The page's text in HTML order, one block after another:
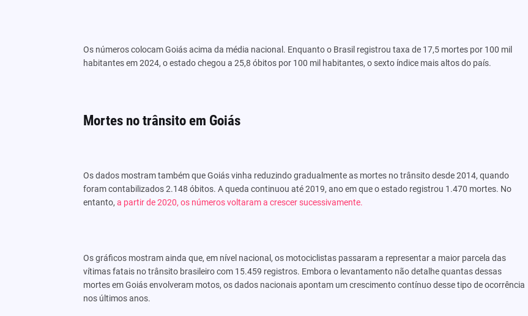
Os números colocam Goiás acima da média nacional. Enquanto o Brasil registrou taxa de 17,5 mortes por 100 mil
habitantes em 2024, o estado chegou a 25,8 óbitos por 100 mil habitantes, o sexto índice mais altos do país.
Mortes no trânsito em Goiás
Os dados mostram também que Goiás vinha reduzindo gradualmente as mortes no trânsito desde 2014, quando
foram contabilizados 2.148 óbitos. A queda continuou até 2019, ano em que o estado registrou 1.470 mortes. No
entanto, a partir de 2020, os números voltaram a crescer sucessivamente.
Os gráficos mostram ainda que, em nível nacional, os motociclistas passaram a representar a maior parcela das
vítimas fatais no trânsito brasileiro com 15.459 registros. Embora o levantamento não detalhe quantas dessas
mortes em Goiás envolveram motos, os dados nacionais apontam um crescimento contínuo desse tipo de ocorrência
nos últimos anos.